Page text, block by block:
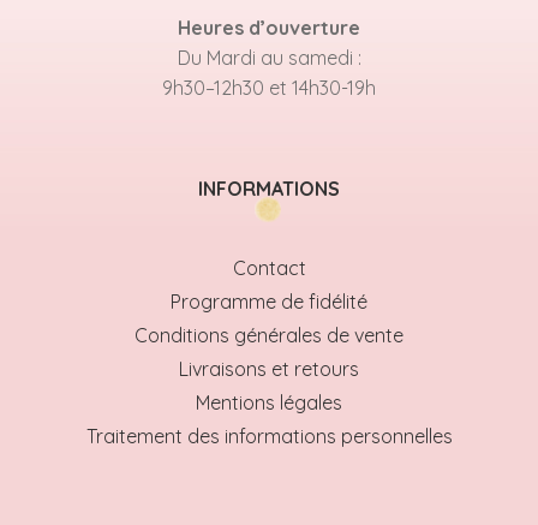
Heures d’ouverture
Du Mardi au samedi :
9h30–12h30 et 14h30-19h
INFORMATIONS
Contact
Programme de fidélité
Conditions générales de vente
Livraisons et retours
Mentions légales
Traitement des informations personnelles